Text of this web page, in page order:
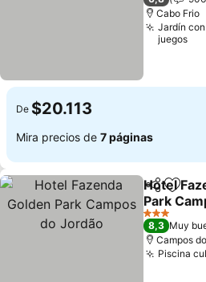
Cabo Frio
Jardín
juegos
De $20.113
Mira precios de 7 páginas
Compartir
Hotel
Park
Ver precios
3 Estrellas
8,3 Muy
Campos
Piscina